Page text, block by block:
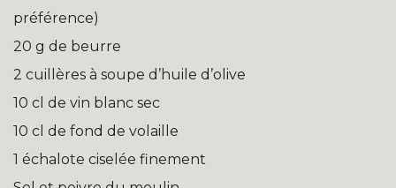
préférence)
20 g de beurre
2 cuillères à soupe d’huile d’olive
10 cl de vin blanc sec
10 cl de fond de volaille
1 échalote ciselée finement